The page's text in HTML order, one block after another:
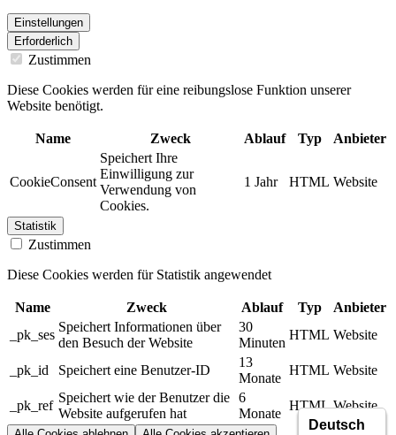
Einstellungen
Erforderlich
Zustimmen
Diese Cookies werden für eine reibungslose Funktion unserer
Website benötigt.
Name Zweck Ablauf Typ Anbieter
CookieConsent
Speichert Ihre
Einwilligung zur
Verwendung von
Cookies.
1 Jahr HTML Website
Statistik
Zustimmen
Diese Cookies werden für Statistik angewendet
Name Zweck Ablauf Typ
Anbieter
_pk_ses
Speichert Informationen über
den Besuch der Website
30
Minuten
HTML Website
_pk_id Speichert eine Benutzer-ID
13
Monate
HTML Website
_pk_ref
Speichert wie der Benutzer die
Website aufgerufen hat
6
Monate
HTML Website